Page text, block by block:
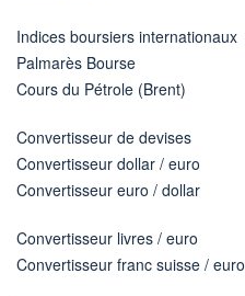
Indices boursiers internationaux
Palmarès Bourse
Cours du Pétrole (Brent)
Convertisseur de devises
Convertisseur dollar / euro
Convertisseur euro / dollar
Convertisseur livres / euro
Convertisseur franc suisse / euro